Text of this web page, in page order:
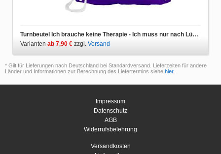
Turnbeutel Ich brauche keine Therapie - Ich muss nur nach Lübeck
Varianten ab 7,90 € zzgl. Versand
* Gilt für Lieferungen nach Deutschland bei Standardversand. Lieferzeiten für andere
Länder und Informationen zur Berechnung des Liefertermins siehe hier.
Impressum
Datenschutz
AGB
Widerrufsbelehrung
Versandkosten